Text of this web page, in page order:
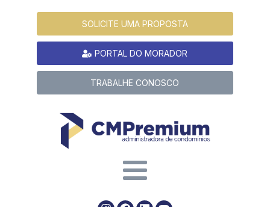
SOLICITE UMA PROPOSTA
PORTAL DO MORADOR
TRABALHE CONOSCO